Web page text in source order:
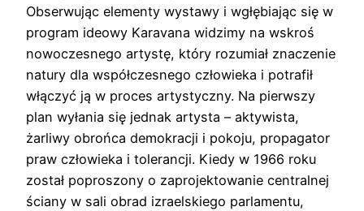
Obserwując elementy wystawy i wgłębiając się w
program ideowy Karavana widzimy na wskroś
nowoczesnego artystę, który rozumiał znaczenie
natury dla współczesnego człowieka i potrafił
włączyć ją w proces artystyczny. Na pierwszy
plan wyłania się jednak artysta – aktywista,
żarliwy obrońca demokracji i pokoju, propagator
praw człowieka i tolerancji. Kiedy w 1966 roku
został poproszony o zaprojektowanie centralnej
ściany w sali obrad izraelskiego parlamentu,